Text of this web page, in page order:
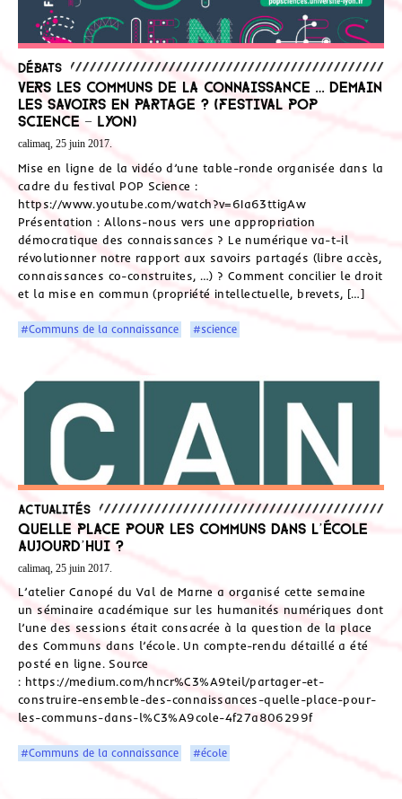
Débats
Vers les communs de la connaissance … Demain
les savoirs en partage ? (Festival POP
Science – Lyon)
calimaq, 25 juin 2017.
Mise en ligne de la vidéo d’une table-ronde organisée dans la
cadre du festival POP Science :
https://www.youtube.com/watch?v=6Ia63ttigAw
Présentation : Allons-nous vers une appropriation
démocratique des connaissances ? Le numérique va-t-il
révolutionner notre rapport aux savoirs partagés (libre accès,
connaissances co-construites, …) ? Comment concilier le droit
et la mise en commun (propriété intellectuelle, brevets, […]
#Communs de la connaissance #science
Actualités
Quelle place pour les communs dans l’école
aujourd’hui ?
calimaq, 25 juin 2017.
L’atelier Canopé du Val de Marne a organisé cette semaine
un séminaire académique sur les humanités numériques dont
l’une des sessions était consacrée à la question de la place
des Communs dans l’école. Un compte-rendu détaillé a été
posté en ligne. Source
: https://medium.com/hncr%C3%A9teil/partager-et-
construire-ensemble-des-connaissances-quelle-place-pour-
les-communs-dans-l%C3%A9cole-4f27a806299f
#Communs de la connaissance #école